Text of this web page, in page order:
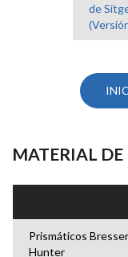
de
MATERIAL
Prismáticos
Hunter